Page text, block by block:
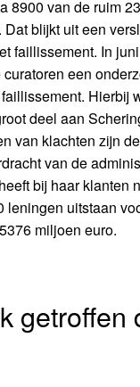
8900 van de ruim
blijkt uit een
faillissement. In juni
een
Hierbij
deel aan
van klachten zijn
van de
bij haar klanten
leningen uitstaan
miljoen euro.
getroffen